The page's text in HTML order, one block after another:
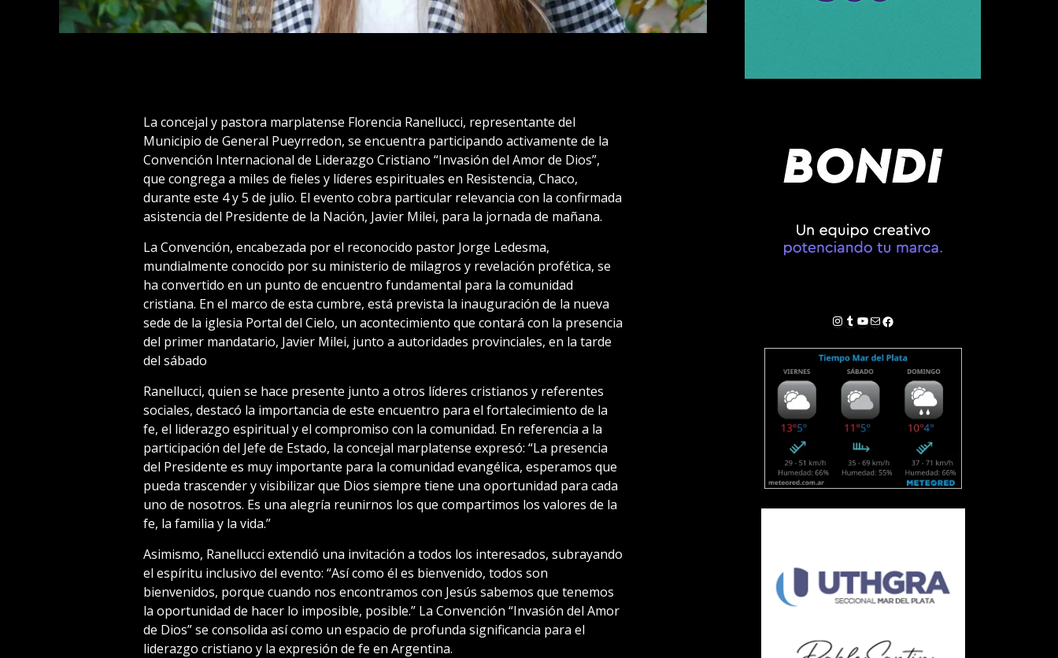
La concejal y pastora marplatense Florencia Ranellucci, representante del
Municipio de General Pueyrredon, se encuentra participando activamente de la
Convención Internacional de Liderazgo Cristiano “Invasión del Amor de Dios”,
que congrega a miles de fieles y líderes espirituales en Resistencia, Chaco,
durante este 4 y 5 de julio. El evento cobra particular relevancia con la confirmada
asistencia del Presidente de la Nación, Javier Milei, para la jornada de mañana.
La Convención, encabezada por el reconocido pastor Jorge Ledesma,
mundialmente conocido por su ministerio de milagros y revelación profética, se
ha convertido en un punto de encuentro fundamental para la comunidad
cristiana. En el marco de esta cumbre, está prevista la inauguración de la nueva
sede de la iglesia Portal del Cielo, un acontecimiento que contará con la presencia
del primer mandatario, Javier Milei, junto a autoridades provinciales, en la tarde
del sábado
Ranellucci, quien se hace presente junto a otros líderes cristianos y referentes
sociales, destacó la importancia de este encuentro para el fortalecimiento de la
fe, el liderazgo espiritual y el compromiso con la comunidad. En referencia a la
participación del Jefe de Estado, la concejal marplatense expresó: “La presencia
del Presidente es muy importante para la comunidad evangélica, esperamos que
pueda trascender y visibilizar que Dios siempre tiene una oportunidad para cada
uno de nosotros. Es una alegría reunirnos los que compartimos los valores de la
fe, la familia y la vida.”
Asimismo, Ranellucci extendió una invitación a todos los interesados, subrayando
el espíritu inclusivo del evento: “Así como él es bienvenido, todos son
bienvenidos, porque cuando nos encontramos con Jesús sabemos que tenemos
la oportunidad de hacer lo imposible, posible.” La Convención “Invasión del Amor
de Dios” se consolida así como un espacio de profunda significancia para el
liderazgo cristiano y la expresión de fe en Argentina.
Instagram
Tumblr
YouTube
Correo electrónico
Facebook